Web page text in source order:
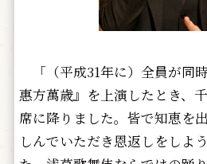
「（平成31年に）全員が同
惠方萬歳』を上演したとき、
席に降りました。皆で知恵を
しんでいただき恩返しをしよ